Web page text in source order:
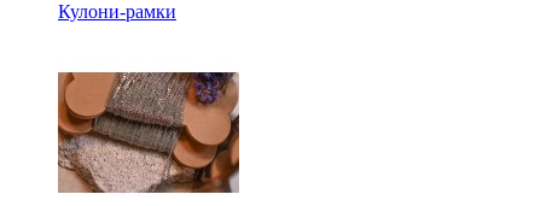
Кулони-рамки